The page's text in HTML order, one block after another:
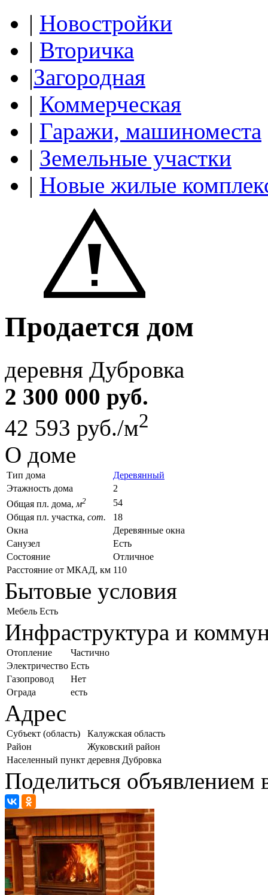
| Новостройки
| Вторичка
|Загородная
| Коммерческая
| Гаражи, машиноместа
| Земельные участки
| Новые жилые
Продается дом
деревня Дубровка
2 300 000 руб.
42 593 руб./м2
О доме
Тип дома
Деревянный
Этажность дома
2
Общая пл. дома, м2
54
Общая пл. участка, сот.
18
Окна
Деревянные окна
Санузел
Есть
Состояние
Отличное
Расстояние от МКАД, км 110
Бытовые условия
Мебель Есть
Инфраструктура и
Отопление
Частично
Электричество Есть
Газопровод
Нет
Ограда
есть
Адрес
Субъект (область)
Калужская область
Район
Жуковский район
Населенный пункт деревня Дубровка
Поделиться объявлением